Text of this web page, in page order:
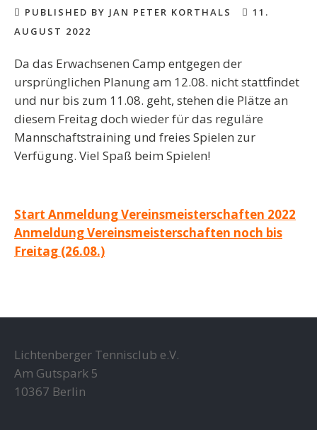
PUBLISHED BY JAN PETER KORTHALS
11.
AUGUST 2022
Da das Erwachsenen Camp entgegen der
ursprünglichen Planung am 12.08. nicht stattfindet
und nur bis zum 11.08. geht, stehen die Plätze an
diesem Freitag doch wieder für das reguläre
Mannschaftstraining und freies Spielen zur
Verfügung. Viel Spaß beim Spielen!
Beitragsnavigation
Start Anmeldung Vereinsmeisterschaften 2022
Anmeldung Vereinsmeisterschaften noch bis
Freitag (26.08.)
Lichtenberger Tennisclub e.V.
Am Gutspark 5
10367 Berlin